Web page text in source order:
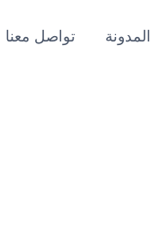
المدونة تواصل معنا